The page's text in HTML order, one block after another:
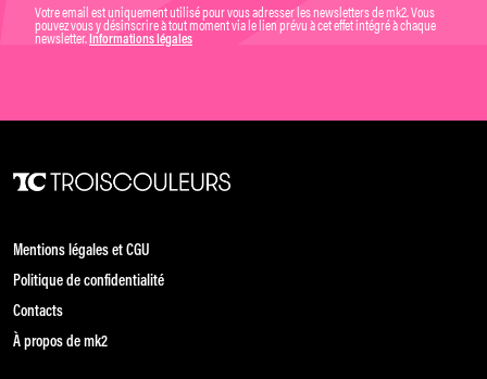
Votre email est uniquement utilisé pour vous adresser les newsletters de mk2. Vous
pouvez vous y désinscrire à tout moment via le lien prévu à cet effet intégré à chaque
newsletter. Informations légales
Mentions légales et CGU
Politique de confidentialité
Contacts
À propos de mk2